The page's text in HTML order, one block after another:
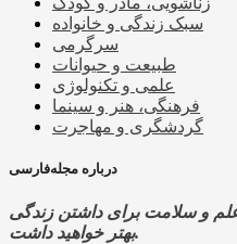
سبک زندگی و خانواده
سرگرمی
طبیعت و حیوانات
علمی و تکنولوژی
فرهنگی، هنر و سینما
گردشگری و مهاجرت
درباره مجله‌فارسی
و سلامت برای داشتن زندگی
بهتر خواهید داشت.